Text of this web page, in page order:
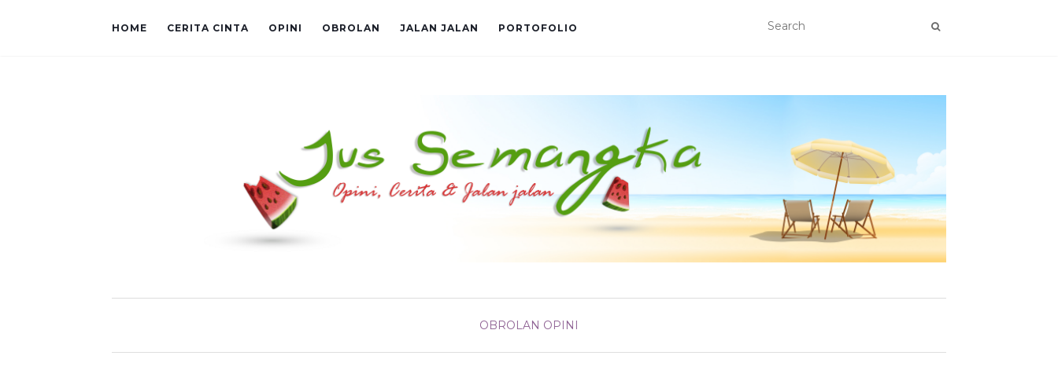
HOME CERITA CINTA OPINI OBROLAN JALAN JALAN PORTOFOLIO
OBROLAN OPINI